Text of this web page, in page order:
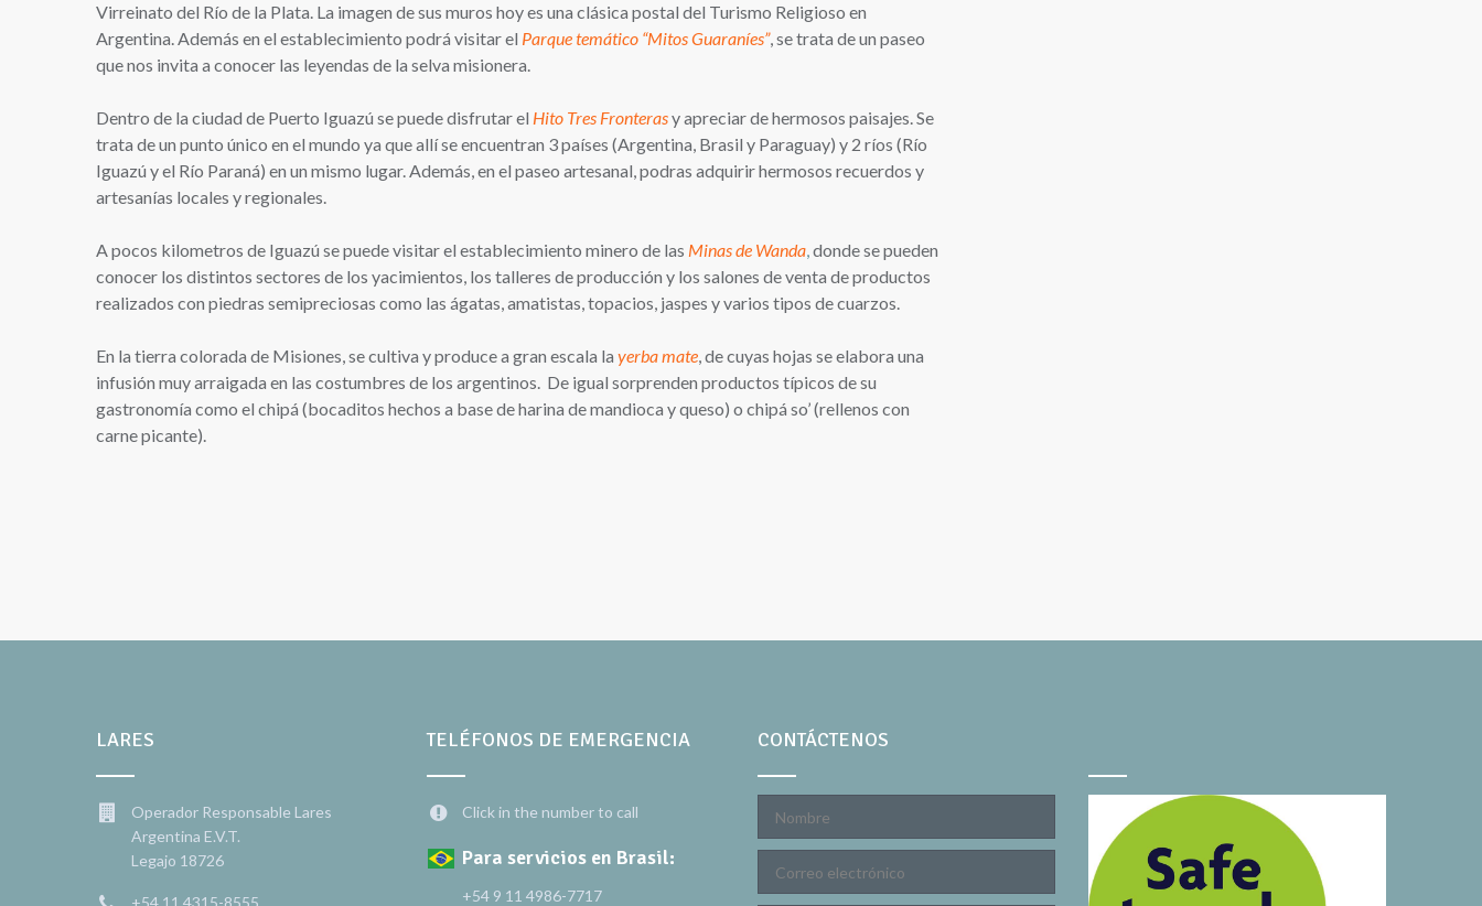
Virreinato del Río de la Plata. La imagen de sus muros hoy es una clásica postal del Turismo Religioso en
Argentina.Además en el establecimiento podrá visitar el Parque temático “Mitos Guaraníes”, se trata de un paseo
que nos invita a conocer las leyendas de la selva misionera.
Dentro de la ciudad de Puerto Iguazú se puede disfrutarel Hito Tres Fronterasy apreciar de hermosos paisajes. Se
trata de un punto único en el mundo ya que allí se encuentran 3 países (Argentina, Brasil y Paraguay) y 2 ríos (Río
Iguazú y el Río Paraná) en un mismo lugar. Además, en el paseo artesanal, podras adquirirhermosos recuerdos y
artesanías locales y regionales.
A pocos kilometros de Iguazú se puede visitar el establecimiento minero de las Minas de Wanda,donde se pueden
conocer los distintos sectores de los yacimientos, los talleres de producción y los salones de venta de productos
realizados con piedras semipreciosas como las ágatas, amatistas, topacios, jaspes y varios tipos de cuarzos.
En la tierra colorada de Misiones, se cultiva y produce a gran escala la yerba mate, de cuyas hojas se elabora una
infusión muy arraigada en las costumbres de los argentinos. De igual sorprenden productos típicos de su
gastronomía como el chipá (bocaditos hechos a base de harina de mandioca y queso) o chipá so’ (rellenos con
carne picante).
LARES
Operador Responsable Lares
Argentina E.V.T.
Legajo 18726
TELÉFONOS DE EMERGENCIA
Click in the number to call
Para servicios en Brasil:
+54 9 11 4986-7717
CONTÁCTENOS